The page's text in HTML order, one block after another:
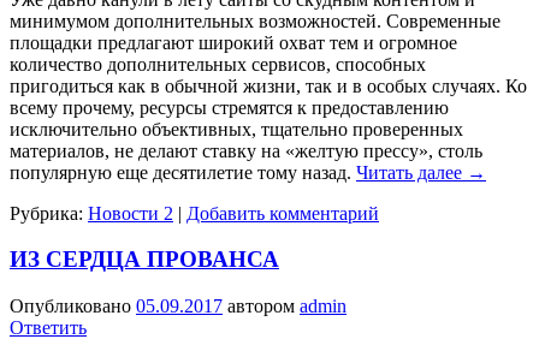
минимумом дополнительных возможностей. Современные
площадки предлагают широкий охват тем и огромное
количество дополнительных сервисов, способных
пригодиться как в обычной жизни, так и в особых случаях. Ко
всему прочему, ресурсы стремятся к предоставлению
исключительно объективных, тщательно проверенных
материалов, не делают ставку на «желтую прессу», столь
популярную еще десятилетие тому назад. Читать далее →
Рубрика: Новости 2 | Добавить комментарий
ИЗ СЕРДЦА ПРОВАНСА
Опубликовано 05.09.2017 автором admin
Ответить